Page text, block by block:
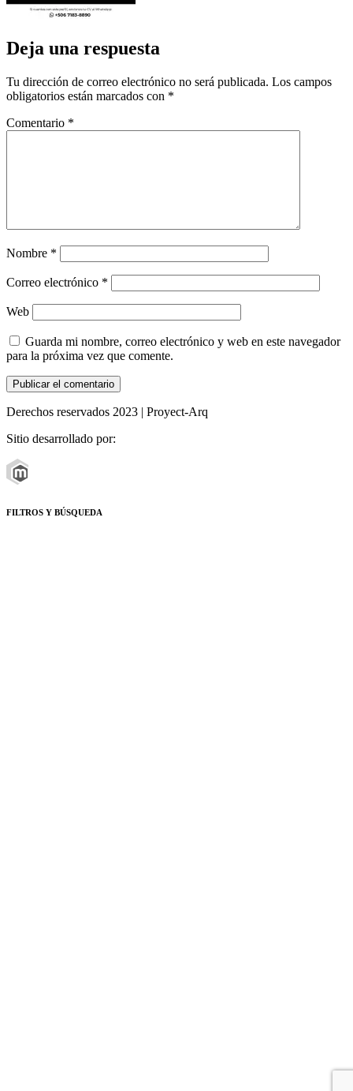
Deja una respuesta
Tu dirección de correo electrónico no será publicada. Los campos
obligatorios están marcados con *
Comentario *
Nombre *
Correo electrónico *
Web
Guarda mi nombre, correo electrónico y web en este navegador
para la próxima vez que comente.
Derechos reservados 2023 | Proyect-Arq
Sitio desarrollado por:
FILTROS Y BÚSQUEDA